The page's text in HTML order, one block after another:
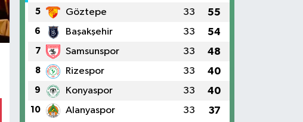
5 Göztepe 33 55
6 Başakşehir 33 54
7 Samsunspor 33 48
8 Rizespor 33 40
9 Konyaspor 33 40
10 Alanyaspor 33 37